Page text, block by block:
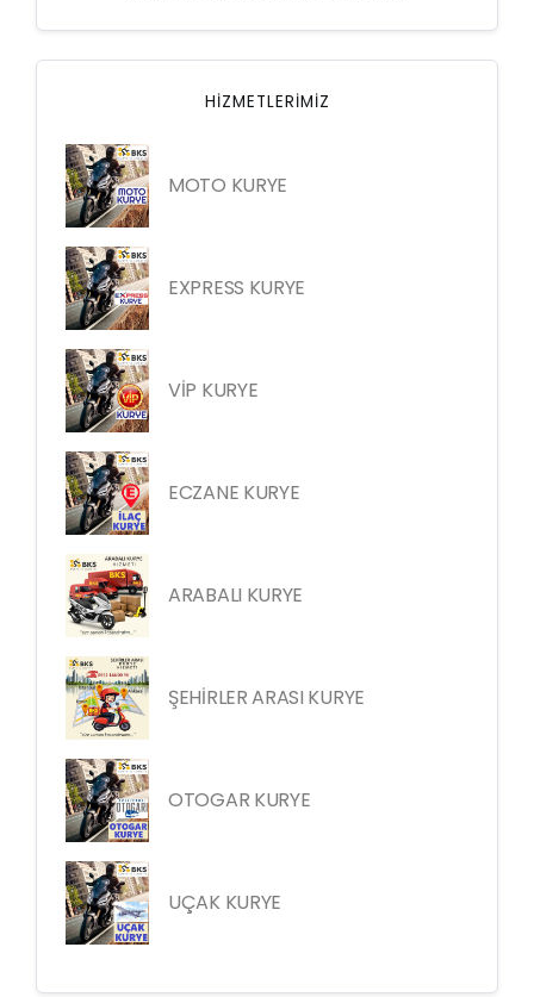
HIZMETLERIMIZ
MOTO KURYE
EXPRESS KURYE
VİP KURYE
ECZANE KURYE
ARABALI KURYE
ŞEHİRLER ARASI KURYE
OTOGAR KURYE
UÇAK KURYE